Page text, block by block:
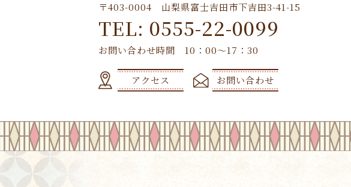
〒403-0004 山梨県富士吉田市下吉田3-41-15
TEL: 0555-22-0099
お問い合わせ時間 10：00～17：30
アクセス お問い合わせ